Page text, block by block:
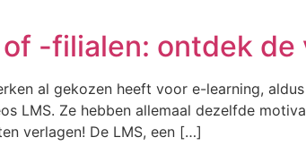
-filialen: ontdek de
al gekozen heeft voor e-learning,
LMS. Ze hebben allemaal dezelfde
verlagen! De LMS, een […]